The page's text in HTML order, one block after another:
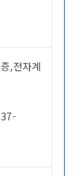
,전자계